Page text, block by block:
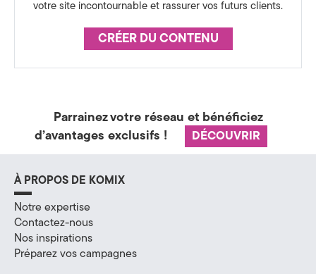
votre site incontournable et rassurer vos futurs clients.
CRÉER DU CONTENU
Parrainez votre réseau et bénéficiez
d’avantages exclusifs !
DÉCOUVRIR
À PROPOS DE KOMIX
Notre expertise
Contactez-nous
Nos inspirations
Préparez vos campagnes